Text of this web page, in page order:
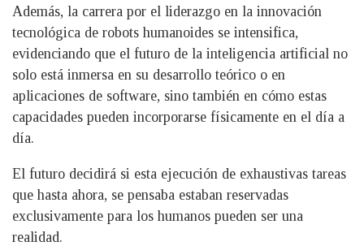
Además, la carrera por el liderazgo en la innovación
tecnológica de robots humanoides se intensifica,
evidenciando que el futuro de la inteligencia artificial no
solo está inmersa en su desarrollo teórico o en
aplicaciones de software, sino también en cómo estas
capacidades pueden incorporarse físicamente en el día a
día.
El futuro decidirá si esta ejecución de exhaustivas tareas
que hasta ahora, se pensaba estaban reservadas
exclusivamente para los humanos pueden ser una
realidad.